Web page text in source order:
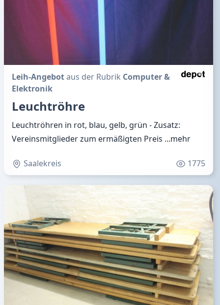
Leih-Angebotaus der Rubrik Computer &
Elektronik
Leuchtröhre
Leuchtröhren in rot, blau, gelb, grün - Zusatz:
Vereinsmitglieder zum ermäßigten Preis ...mehr
Saalekreis 1775